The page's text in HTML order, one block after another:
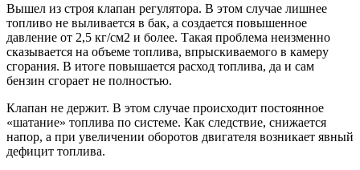
Вышел из строя клапан регулятора. В этом случае лишнее
топливо не выливается в бак, а создается повышенное
давление от 2,5 кг/см2 и более. Такая проблема неизменно
сказывается на объеме топлива, впрыскиваемого в камеру
сгорания. В итоге повышается расход топлива, да и сам
бензин сгорает не полностью.
Клапан не держит. В этом случае происходит постоянное
«шатание» топлива по системе. Как следствие, снижается
напор, а при увеличении оборотов двигателя возникает явный
дефицит топлива.